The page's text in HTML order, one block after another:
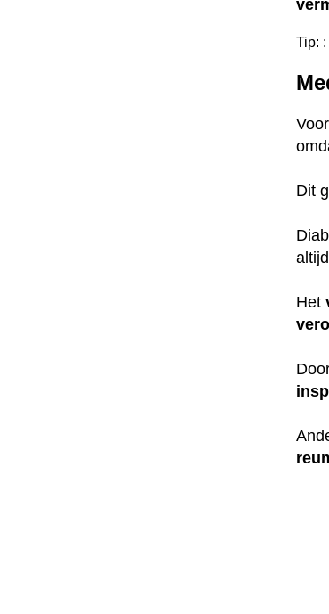
Tip:
Dit
Het